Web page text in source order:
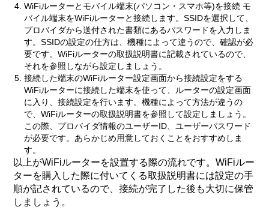
WiFiルーターとモバイル端末(パソコン・スマホ等)を接続 モ
バイル端末をWiFiルーターと接続します。SSIDを選択して、
プロバイダから送付された書類にあるパスワードを入力しま
す。SSIDの設定の仕方は、機種によって違うので、確認が必
要です。WiFiルーターの取扱説明書に記載されているので、
それを参照しながら設定しましょう。
接続した端末のWiFiルーター設定画面から接続設定をする
WiFiルーターに接続した端末を使って、ルーターの設定画面
に入り、接続設定を行います。機種によって方法が違うの
で、WiFiルーターの取扱説明書を参照して設定しましょう。
この際、プロバイダ情報のユーザーID、ユーザーパスワード
が必要です。あらかじめ用意しておくことをおすすめしま
す。
以上がWiFiルーターを設置する際の流れです。WiFiルー
ターを購入した際に付いてくる取扱説明書には設定の手
順が記されているので、接続が完了した後も大切に保管
しましょう。